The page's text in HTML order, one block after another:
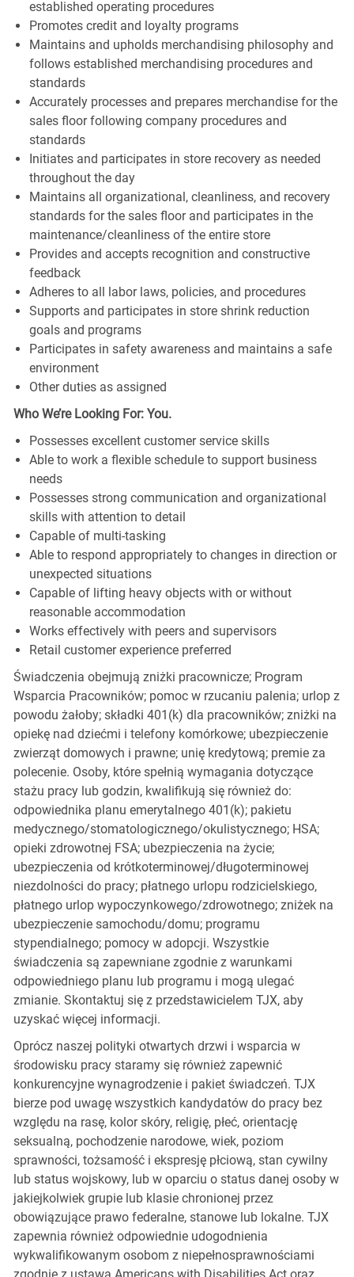
established operating procedures
Promotes credit and loyalty programs
Maintains and upholds merchandising philosophy and
follows established merchandising procedures and
standards
Accurately processes and prepares merchandise for the
sales floor following company procedures and
standards
Initiates and participates in store recovery as needed
throughout the day
Maintains all organizational, cleanliness, and recovery
standards for the sales floor and participates in the
maintenance/cleanliness of the entire store
Provides and accepts recognition and constructive
feedback
Adheres to all labor laws, policies, and procedures
Supports and participates in store shrink reduction
goals and programs
Participates in safety awareness and maintains a safe
environment
Other duties as assigned
Who We’re Looking For: You.
Possesses excellent customer service skills
Able to work a flexible schedule to support business
needs
Possesses strong communication and organizational
skills with attention to detail
Capable of multi-tasking
Able to respond appropriately to changes in direction or
unexpected situations
Capable of lifting heavy objects with or without
reasonable accommodation
Works effectively with peers and supervisors
Retail customer experience preferred
Świadczenia obejmują zniżki pracownicze; Program
Wsparcia Pracowników; pomoc w rzucaniu palenia; urlop z
powodu żałoby; składki 401(k) dla pracowników; zniżki na
opiekę nad dziećmi i telefony komórkowe; ubezpieczenie
zwierząt domowych i prawne; unię kredytową; premie za
polecenie. Osoby, które spełnią wymagania dotyczące
stażu pracy lub godzin, kwalifikują się również do:
odpowiednika planu emerytalnego 401(k); pakietu
medycznego/stomatologicznego/okulistycznego; HSA;
opieki zdrowotnej FSA; ubezpieczenia na życie;
ubezpieczenia od krótkoterminowej/długoterminowej
niezdolności do pracy; płatnego urlopu rodzicielskiego,
płatnego urlop wypoczynkowego/zdrowotnego; zniżek na
ubezpieczenie samochodu/domu; programu
stypendialnego; pomocy w adopcji. Wszystkie
świadczenia są zapewniane zgodnie z warunkami
odpowiedniego planu lub programu i mogą ulegać
zmianie. Skontaktuj się z przedstawicielem TJX, aby
uzyskać więcej informacji.
Oprócz naszej polityki otwartych drzwi i wsparcia w
środowisku pracy staramy się również zapewnić
konkurencyjne wynagrodzenie i pakiet świadczeń. TJX
bierze pod uwagę wszystkich kandydatów do pracy bez
względu na rasę, kolor skóry, religię, płeć, orientację
seksualną, pochodzenie narodowe, wiek, poziom
sprawności, tożsamość i ekspresję płciową, stan cywilny
lub status wojskowy, lub w oparciu o status danej osoby w
jakiejkolwiek grupie lub klasie chronionej przez
obowiązujące prawo federalne, stanowe lub lokalne. TJX
zapewnia również odpowiednie udogodnienia
wykwalifikowanym osobom z niepełnosprawnościami
zgodnie z ustawą Americans with Disabilities Act oraz